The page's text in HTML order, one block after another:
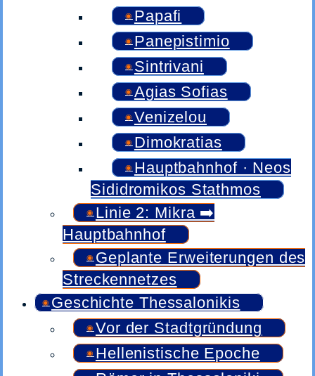
Papafi
Panepistimio
Sintrivani
Agias Sofias
Venizelou
Dimokratias
Hauptbahnhof · Neos
Sididromikos Stathmos
Linie 2: Mikra ➡️
Hauptbahnhof
Geplante Erweiterungen des
Streckennetzes
Geschichte Thessalonikis
Vor der Stadtgründung
Hellenistische Epoche